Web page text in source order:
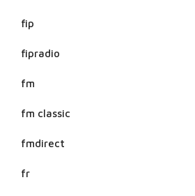
fip
fipradio
fm
fm classic
fmdirect
fr